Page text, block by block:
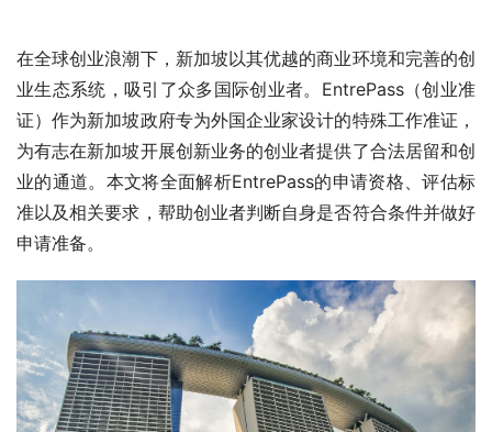
在全球创业浪潮下，新加坡以其优越的商业环境和完善的创
业生态系统，吸引了众多国际创业者。EntrePass（创业准
证）作为新加坡政府专为外国企业家设计的特殊工作准证，
为有志在新加坡开展创新业务的创业者提供了合法居留和创
业的通道。本文将全面解析EntrePass的申请资格、评估标
准以及相关要求，帮助创业者判断自身是否符合条件并做好
申请准备。